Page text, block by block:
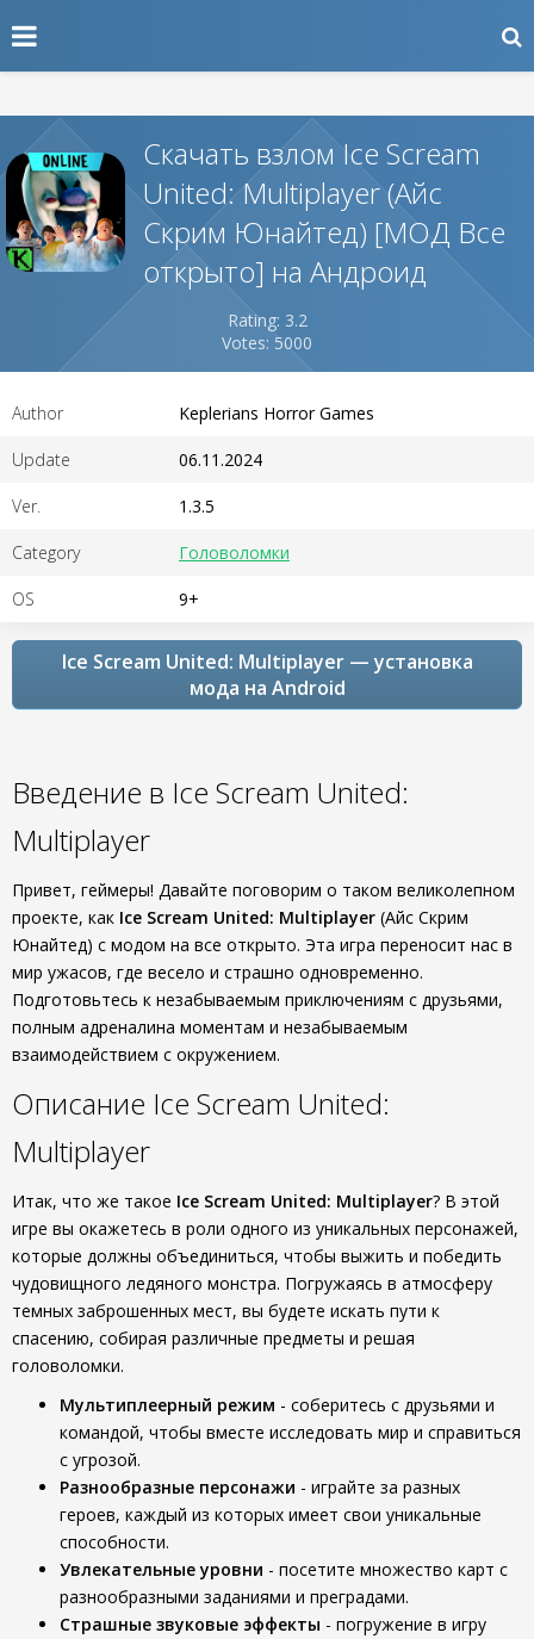
Скачать взлом Ice Scream
United: Multiplayer (Айс
Скрим Юнайтед) [МОД Все
открыто] на Андроид
Rating: 3.2
Votes: 5000
Author Keplerians Horror Games
Update 06.11.2024
Ver. 1.3.5
Category Головоломки
OS 9+
Ice Scream United: Multiplayer — установка
мода на Android
Введение в Ice Scream United:
Multiplayer
Привет, геймеры! Давайте поговорим о таком великолепном
проекте, как Ice Scream United: Multiplayer (Айс Скрим
Юнайтед) с модом на все открыто. Эта игра переносит нас в
мир ужасов, где весело и страшно одновременно.
Подготовьтесь к незабываемым приключениям с друзьями,
полным адреналина моментам и незабываемым
взаимодействием с окружением.
Описание Ice Scream United:
Multiplayer
Итак, что же такое Ice Scream United: Multiplayer? В этой
игре вы окажетесь в роли одного из уникальных персонажей,
которые должны объединиться, чтобы выжить и победить
чудовищного ледяного монстра. Погружаясь в атмосферу
темных заброшенных мест, вы будете искать пути к
спасению, собирая различные предметы и решая
головоломки.
Мультиплеерный режим - соберитесь с друзьями и
командой, чтобы вместе исследовать мир и справиться
с угрозой.
Разнообразные персонажи - играйте за разных
героев, каждый из которых имеет свои уникальные
способности.
Увлекательные уровни - посетите множество карт с
разнообразными заданиями и преградами.
Страшные звуковые эффекты - погружение в игру